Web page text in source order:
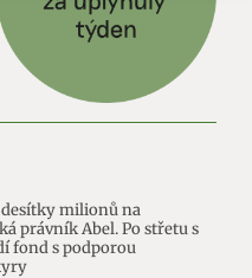
milionů na
právník Abel. Po střetu s
fond s podporou